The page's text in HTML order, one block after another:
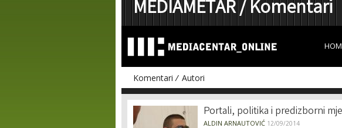
MEDIAMETAR /Komentari
Komentari Autori
Portali, politika i predizborni
ALDIN ARNAUTOVIĆ 12/09/2014
Pages